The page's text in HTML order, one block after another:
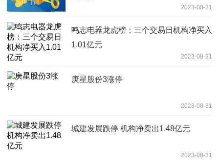
2023-08-31
鸣志电器龙虎榜：三个交易日机构净买入
1.01亿元
2023-08-31
庚星股份3涨停
2023-08-31
城建发展跌停 机构净卖出1.48亿元
2023-08-31